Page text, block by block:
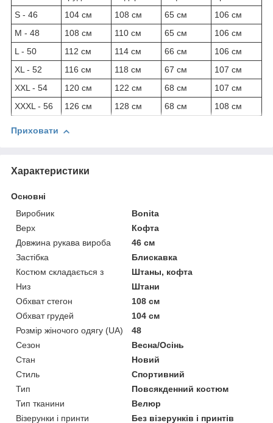
S - 46
104 см 108 см 65 см
106 см
M - 48
108 см 110 см 65 см
106 см
L - 50
112 см 114 см 66 см
106 см
XL - 52
116 см 118 см 67 см
107 см
XXL - 54
120 см 122 см 68 см
107 см
XXXL - 56
126 см 128 см 68 см 108 см
Приховати
Характеристики
Основні
Виробник
Bonita
Верх
Кофта
Довжина рукава вироба
46 см
Застібка
Блискавка
Костюм складається з
Штаны, кофта
Низ
Штани
Обхват стегон
108 см
Обхват грудей
104 см
Розмір жіночого одягу (UA)
48
Сезон
Весна/Осінь
Стан
Новий
Стиль
Спортивний
Тип
Повсякденний костюм
Тип тканини
Велюр
Візерунки і принти
Без візерунків і принтів